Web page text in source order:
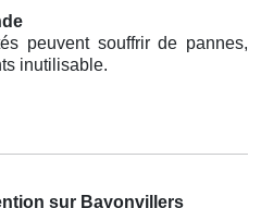
peuvent souffrir de pannes,
inutilisable.
sur Bayonvillers